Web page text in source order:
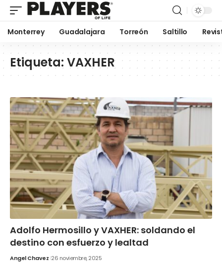
Monterrey Guadalajara Torreón Saltillo
Etiqueta: VAXHER
Adolfo Hermosillo y VAXHER: soldando el
destino con esfuerzo y lealtad
Angel Chavez 26 noviembre, 2025